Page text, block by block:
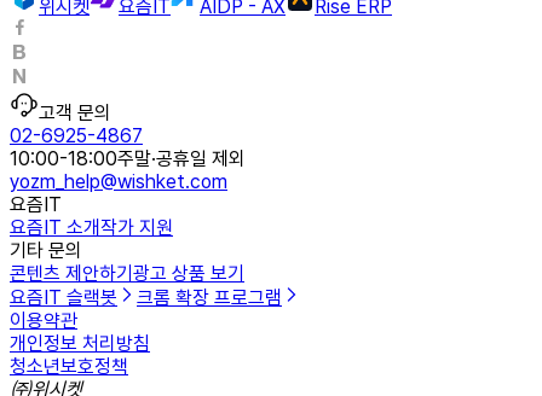
위시켓
요즘IT AIDP - AX Rise ERP
고객 문의
02-6925-4867
10:00-18:00주말·공휴일 제외
yozm_help@wishket.com
요즘IT
요즘IT 소개작가 지원
기타 문의
콘텐츠 제안하기광고 상품 보기
요즘IT 슬랙봇
크롬 확장 프로그램
이용약관
개인정보 처리방침
청소년보호정책
㈜위시켓